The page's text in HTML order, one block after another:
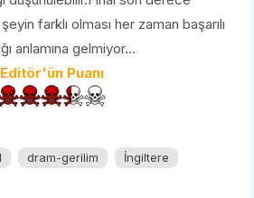
farklı olması her zaman başarılı
anlamına gelmiyor...
Editör'ün Puanı
dram-gerilim
İngiltere